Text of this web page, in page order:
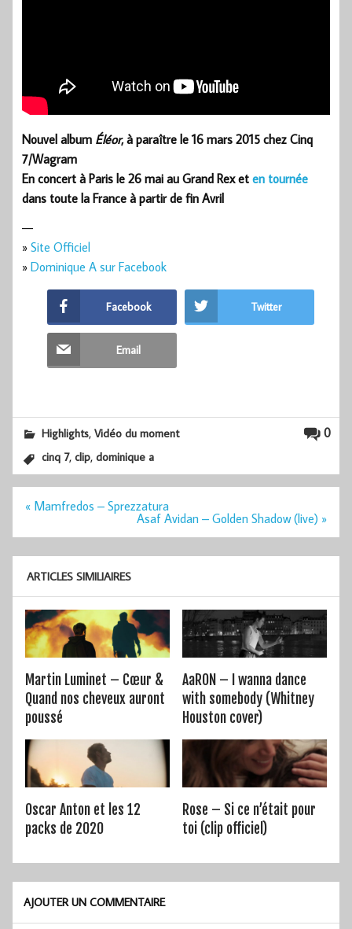
Nouvel album Éléor, à paraître le 16 mars 2015 chez Cinq
7/Wagram
En concert à Paris le 26 mai au Grand Rex et en tournée
dans toute la France à partir de fin Avril
—
» Site Officiel
» Dominique A sur Facebook
Facebook Twitter
Email
0
Highlights,Vidéo du moment
cinq 7,clip,dominique a
Navigation
« Mamfredos – Sprezzatura
Asaf Avidan – Golden Shadow (live) »
ARTICLES SIMILIAIRES
Martin Luminet – Cœur &
Quand nos cheveux auront
poussé
AaRON – I wanna dance
with somebody (Whitney
Houston cover)
Oscar Anton et les 12
packs de 2020
Rose – Si ce n’était pour
toi (clip officiel)
AJOUTER UN COMMENTAIRE